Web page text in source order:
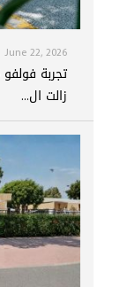
June 22, 2026
زالت ال...